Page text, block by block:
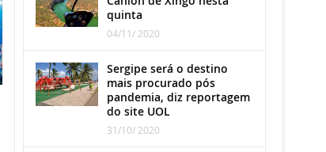
quinta
04/11/ 2020
Sergipe será o destino
mais procurado pós
pandemia, diz reportagem
do site UOL
31/10/ 2020